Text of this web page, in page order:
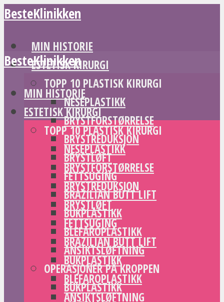
BesteKlinikken
MIN HISTORIE
ESTETISK KIRURGI
TOPP 10 PLASTISK KIRURGI
NESEPLASTIKK
BRYSTFORSTØRRELSE
BRYSTREDUKSJON
BRYSTLØFT
FETTSUGING
BRAZILIAN BUTT LIFT
BUKPLASTIKK
BLEFAROPLASTIKK
ANSIKTSLØFTNING
OPERASJONER PÅ KROPPEN
BUKPLASTIKK
BesteKlinikken
MIN HISTORIE
ESTETISK KIRURGI
TOPP 10 PLASTISK KIRURGI
NESEPLASTIKK
BRYSTFORSTØRRELSE
BRYSTREDUKSJON
BRYSTLØFT
FETTSUGING
BRAZILIAN BUTT LIFT
BUKPLASTIKK
BLEFAROPLASTIKK
ANSIKTSLØFTNING